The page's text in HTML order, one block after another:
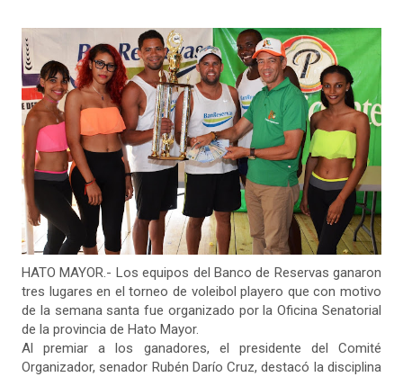
HATO MAYOR.- Los equipos del Banco de Reservas ganaron
tres lugares en el torneo de voleibol playero que con motivo
de la semana santa fue organizado por la Oficina Senatorial
de la provincia de Hato Mayor.
Al premiar a los ganadores, el presidente del Comité
Organizador, senador Rubén Darío Cruz, destacó la disciplina